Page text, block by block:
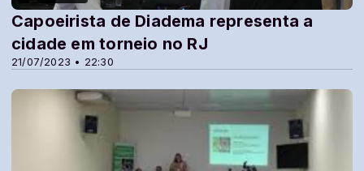
21/07/2023 • 22:30
Capoeirista de Diadema representa a
cidade em torneio no RJ